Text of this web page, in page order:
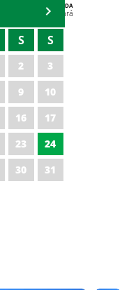
AGENDA
Polícia Militar do Ceará
S S
2
3
9
10
16
17
23
24
30 31